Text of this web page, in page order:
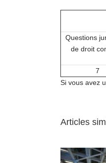
Questions
de droit
7
Si vous avez
Articles